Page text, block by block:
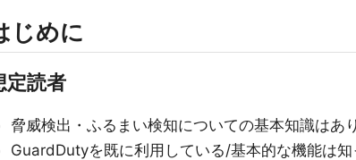
じめに
定読者
脅威検出・ふるまい検知についての基本知識はあ
GuardDutyを既に利用している/基本的な機能は